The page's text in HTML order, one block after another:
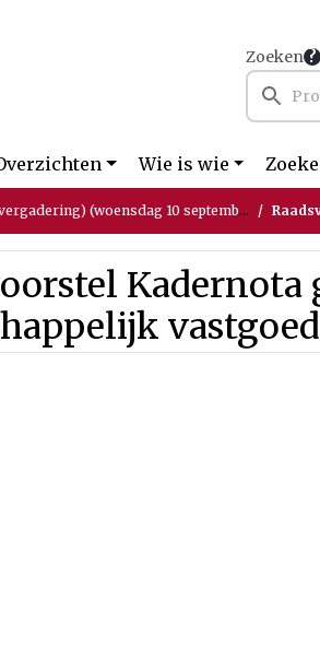
Zoeken
Wie is wie
(woensdag 10 september 2025)
vastgoed